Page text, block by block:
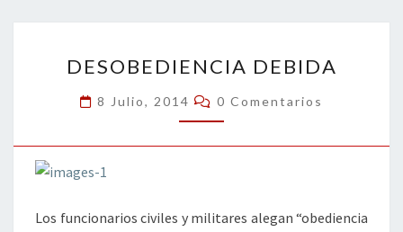
DEBIDA
DESOBEDIENCIA DEBIDA
8 Julio, 2014 Comentarios
0 Comentarios
Los funcionarios civiles y militares alegan “obediencia